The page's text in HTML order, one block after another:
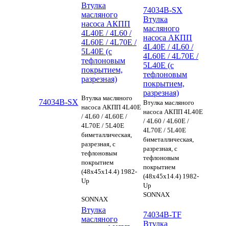
74034B-SX
Втулка
масляного
насоса АКПП
4L40E / 4L60 /
4L60E / 4L70E /
5L40E (с
тефлоновым
покрытием,
разрезная)
Втулка масляного
насоса АКПП 4L40E
/ 4L60 / 4L60E /
4L70E / 5L40E
биметаллическая,
разрезная, с
тефлоновым
покрытием
(48x45x14.4) 1982-
Up
SONNAX
74034B-SX
Втулка
масляного
насоса АКПП
4L40E / 4L60 /
4L60E / 4L70E /
5L40E (с
тефлоновым
покрытием,
разрезная)
Втулка масляного
насоса АКПП 4L40E
/ 4L60 / 4L60E /
4L70E / 5L40E
биметаллическая,
разрезная, с
тефлоновым
покрытием
(48x45x14.4) 1982-
Up
SONNAX
Втулка
масляного
74034B-TF
Втулка